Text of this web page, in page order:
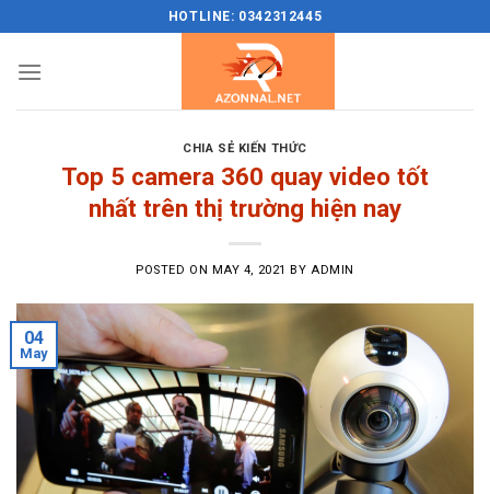
content
HOTLINE: 0342312445
CHIA SẺ KIẾN THỨC
Top 5 camera 360 quay video tốt
nhất trên thị trường hiện nay
POSTED ON MAY 4, 2021 BY ADMIN
04
May